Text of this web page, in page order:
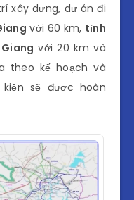
xây dựng, dự án đi
với 60 km, tỉnh
với 20 km và
theo kế hoạch và
sẽ được hoàn